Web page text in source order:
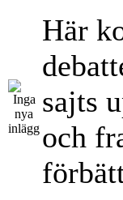
Här
sajts
och